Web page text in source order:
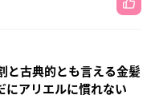
と古典的とも言える金髪
にアリエルに慣れない